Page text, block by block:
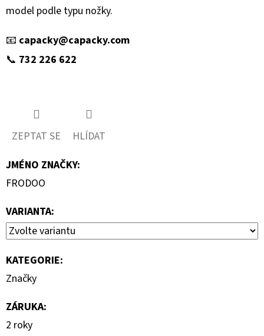
model podle typu nožky.
📧 capacky@capacky.com
📞 732 226 622
ZEPTAT SE
HLÍDAT
JMÉNO ZNAČKY:
FRODOO
VARIANTA:
KATEGORIE:
Značky
ZÁRUKA:
2 roky